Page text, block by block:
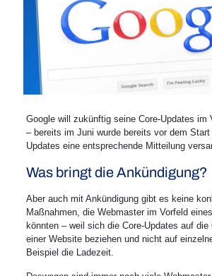
Google will zukünftig seine Core-Updates im
– bereits im Juni wurde bereits vor dem Start
Updates eine entsprechende Mitteilung
Was bringt die Ankündigung?
Aber auch mit Ankündigung gibt es keine
Maßnahmen, die Webmaster im Vorfeld
könnten – weil sich die Core-Updates auf
einer Website beziehen und nicht auf
Beispiel die Ladezeit.